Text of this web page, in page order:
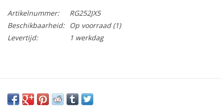
Artikelnummer:
RG252JX5
Beschikbaarheid:
Op voorraad(1)
Levertijd:
1 werkdag